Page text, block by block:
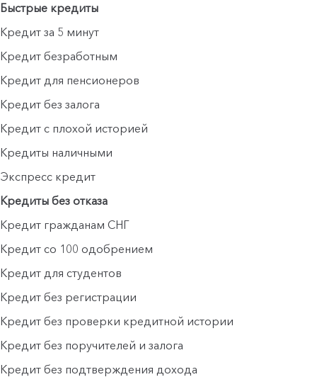
Быстрые кредиты
Кредит за 5 минут
Кредит безработным
Кредит для пенсионеров
Кредит без залога
Кредит с плохой историей
Кредиты наличными
Экспресс кредит
Кредиты без отказа
Кредит гражданам СНГ
Кредит со 100 одобрением
Кредит для студентов
Кредит без регистрации
Кредит без проверки кредитной истории
Кредит без поручителей и залога
Кредит без подтверждения дохода